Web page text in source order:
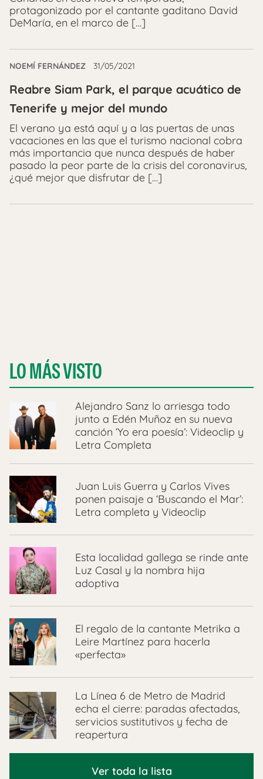
protagonizado por el cantante gaditano David
DeMaría, en el marco de […]
NOEMÍ FERNÁNDEZ 31/05/2021
Reabre Siam Park, el parque acuático de
Tenerife y mejor del mundo
El verano ya está aquí y a las puertas de unas
vacaciones en las que el turismo nacional cobra
más importancia que nunca después de haber
pasado la peor parte de la crisis del coronavirus,
¿qué mejor que disfrutar de […]
LO MÁS VISTO
Alejandro Sanz lo arriesga todo
junto a Edén Muñoz en su nueva
canción ‘Yo era poesía’: Videoclip y
Letra Completa
Juan Luis Guerra y Carlos Vives
ponen paisaje a ‘Buscando el Mar’:
Letra completa y Videoclip
Esta localidad gallega se rinde ante
Luz Casal y la nombra hija
adoptiva
El regalo de la cantante Metrika a
Leire Martínez para hacerla
«perfecta»
La Línea 6 de Metro de Madrid
echa el cierre: paradas afectadas,
servicios sustitutivos y fecha de
reapertura
Ver toda la lista